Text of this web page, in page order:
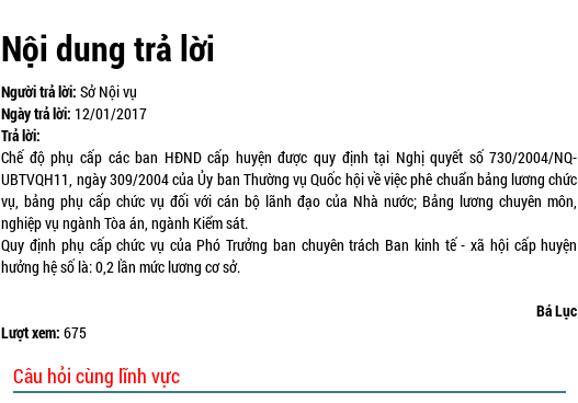
Nội dung trả lời
Người trả lời:Sở Nội vụ
Ngày trả lời: 12/01/2017
Trả lời:
Chế độ phụ cấp các ban HĐND cấp huyện được quy định tại Nghị quyết số 730/2004/NQ-
UBTVQH11, ngày 309/2004 của Ủy ban Thường vụ Quốc hội về việc phê chuẩn bảng lương chức
vụ, bảng phụ cấp chức vụ đối với cán bộ lãnh đạo của Nhà nước; Bảng lương chuyên môn,
nghiệp vụ ngành Tòa án, ngành Kiểm sát.
Quy định phụ cấp chức vụ của Phó Trưởng ban chuyên trách Ban kinh tế - xã hội cấp huyện
hưởng hệ số là: 0,2 lần mức lương cơ sở.
Bá Lục
Lượt xem:675
Câu hỏi cùng lĩnh vực